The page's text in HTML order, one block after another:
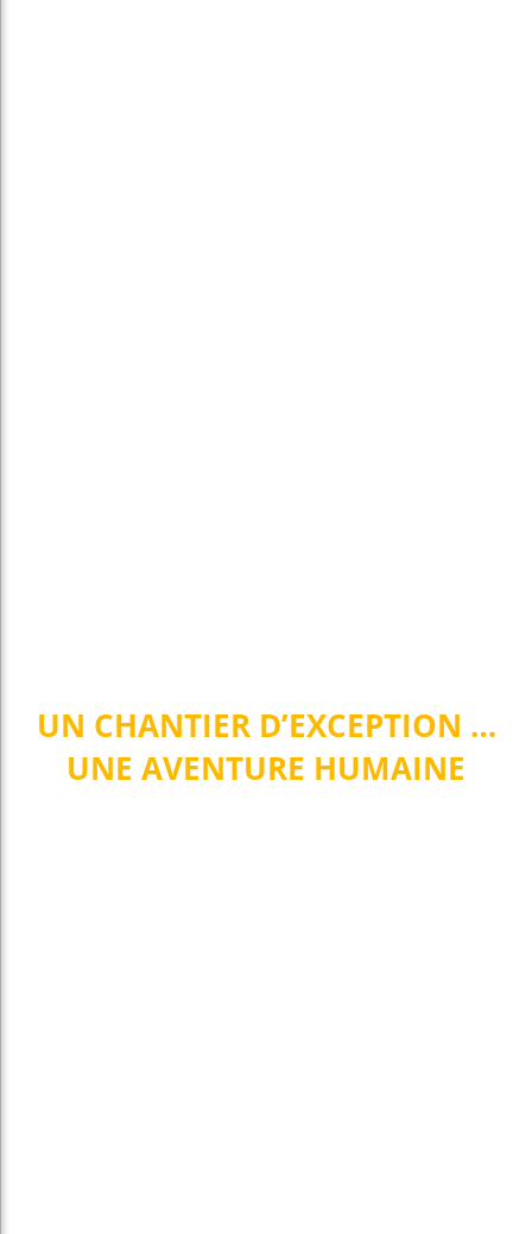
UN CHANTIER D’EXCEPTION …
UNE AVENTURE HUMAINE